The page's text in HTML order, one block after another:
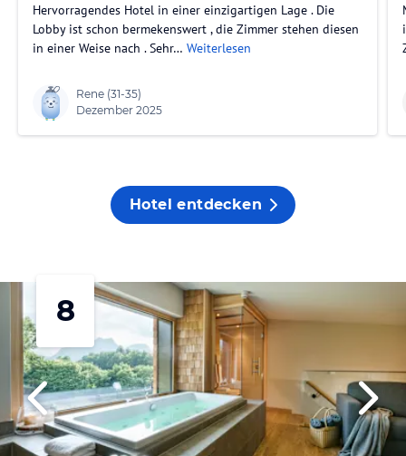
Hervorragendes Hotel in einer einzigartigen Lage . Die
Lobby ist schon bermekenswert , die Zimmer stehen diesen
in einer Weise nach . Sehr… Weiterlesen
Rene (31-35)
Dezember 2025
Hotel entdecken
8